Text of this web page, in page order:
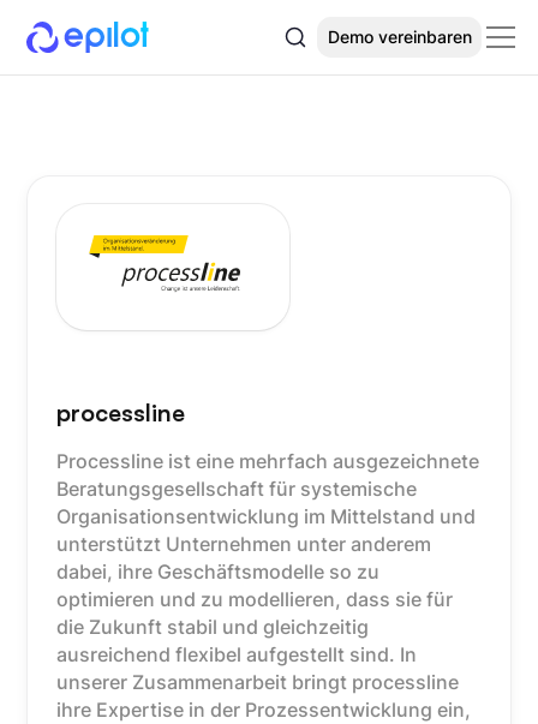
Demo vereinbaren
processline
Processline ist eine mehrfach ausgezeichnete
Beratungsgesellschaft für systemische
Organisationsentwicklung im Mittelstand und
unterstützt Unternehmen unter anderem
dabei, ihre Geschäftsmodelle so zu
optimieren und zu modellieren, dass sie für
die Zukunft stabil und gleichzeitig
ausreichend flexibel aufgestellt sind. In
unserer Zusammenarbeit bringt processline
ihre Expertise in der Prozessentwicklung ein,